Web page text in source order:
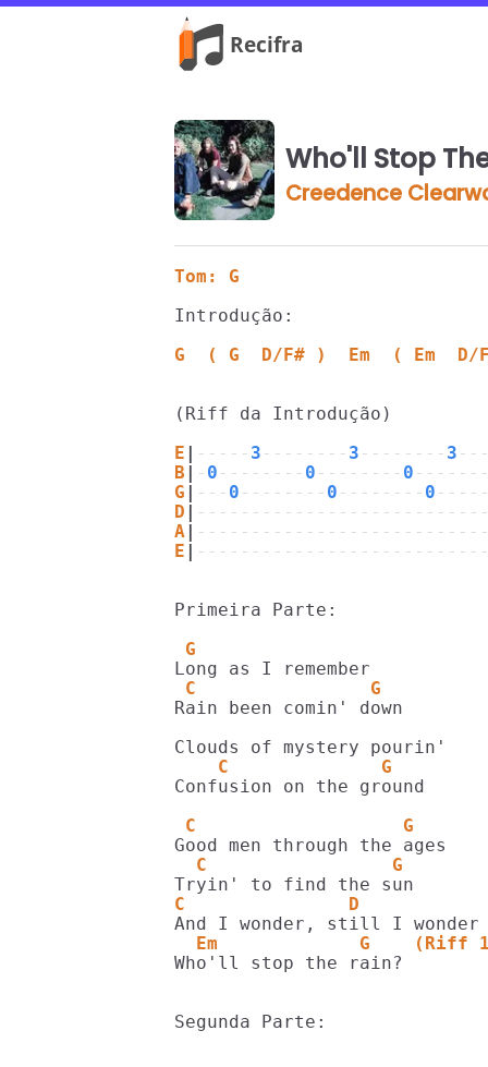
Who'll Stop
Creedence
Tom: G
Introdução:
G  ( G  D/F# )  Em  ( Em  D/
(Riff da Introdução)
E
----- 3 -------- 3 -------- 3
B
- 0 -------- 0 -------- 0
G
--- 0 -------- 0 -------- 0
D
A
E
Primeira Parte:
G
C                G
Rain been comin' down
    C              G
Confusion on the ground
C                   G
  C                 G
C               D
Em             G    (Riff
Who'll stop the rain?
Segunda Parte: